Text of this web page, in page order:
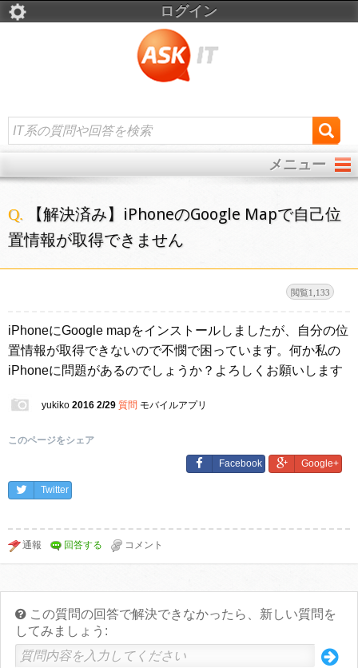
ログイン
メニュー
【解決済み】iPhoneのGoogle Mapで自己位
置情報が取得できません
1,133
iPhoneにGoogle mapをインストールしましたが、自分の位
置情報が取得できないので不憫で困っています。何か私の
iPhoneに問題があるのでしょうか？よろしくお願いします
yukiko 2016 2/29 質問 モバイルアプリ
このページをシェア
Facebook Google+
Twitter
この質問の回答で解決できなかったら、新しい質問を
してみましょう: